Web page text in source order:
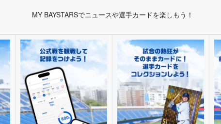
MY BAYSTARSでニュースや選手カードを楽しもう！